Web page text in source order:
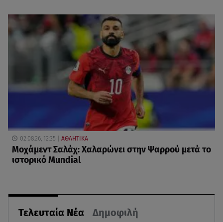
Τελευταία Νέα Δημοφιλή
02.08.26, 12:35 ΑΘΛΗΤΙΚΑ
Μοχάμεντ Σαλάχ: Χαλαρώνει στην Ψαρρού μετά το
ιστορικό Mundial